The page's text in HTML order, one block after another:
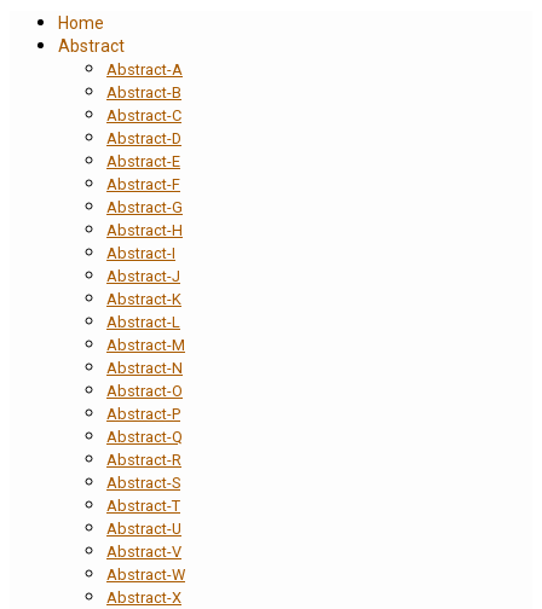
Home
Abstract
Abstract-A
Abstract-B
Abstract-C
Abstract-D
Abstract-E
Abstract-F
Abstract-G
Abstract-H
Abstract-I
Abstract-J
Abstract-K
Abstract-L
Abstract-M
Abstract-N
Abstract-O
Abstract-P
Abstract-Q
Abstract-R
Abstract-S
Abstract-T
Abstract-U
Abstract-V
Abstract-W
Abstract-X